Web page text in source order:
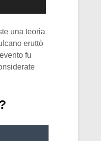
una teoria
eruttò
fu